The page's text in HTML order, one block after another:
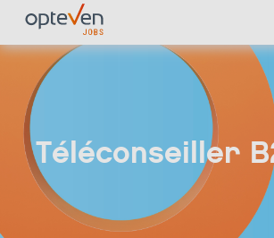
Téléconseiller